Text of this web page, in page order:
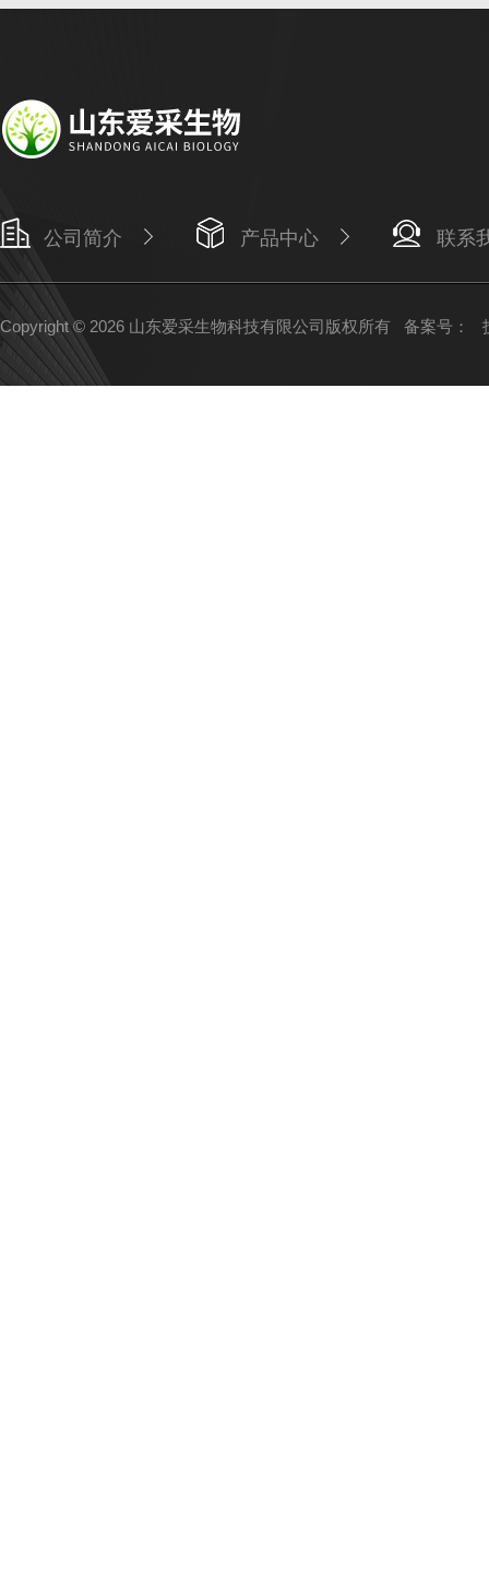
公司简介 产品中心 联系
Copyright © 2026 山东爱采生物科技有限公司版权所有 备案号：